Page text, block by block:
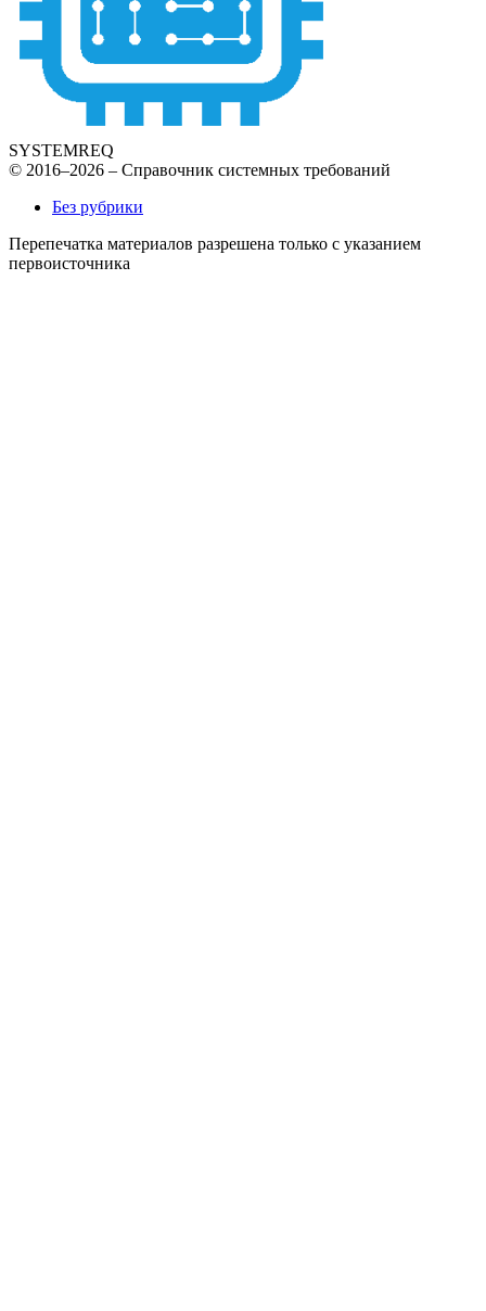
SYSTEMREQ
© 2016–2026 – Справочник системных требований
Без рубрики
Перепечатка материалов разрешена только с указанием
первоисточника